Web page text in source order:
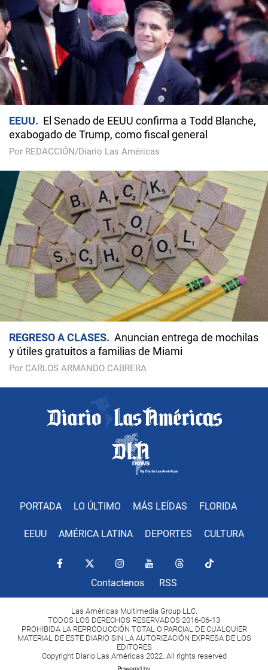
EEUU
El Senado de EEUU confirma a Todd Blanche,
exabogado de Trump, como fiscal general
Por REDACCIÓN/Diario Las Américas
REGRESO A CLASES
Anuncian entrega de mochilas
y útiles gratuitos a familias de Miami
Por CARLOS ARMANDO CABRERA
PORTADA LO ÚLTIMO MÁS LEÍDAS FLORIDA
EEUU AMÉRICA LATINA DEPORTES CULTURA
Contactenos RSS
Las Américas Multimedia Group LLC.
TODOS LOS DERECHOS RESERVADOS 2016-06-13
PROHIBIDA LA REPRODUCCIÓN TOTAL O PARCIAL DE CUALQUIER
MATERIAL DE ESTE DIARIO SIN LA AUTORIZACIÓN EXPRESA DE LOS
EDITORES
Copyright Diario Las Américas 2022. All rights reserved